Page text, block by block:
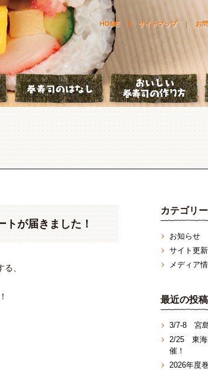
お
サイトマップ
HOME
巻寿司大使 巻寿司のはなし
トが届きました！
、
カテゴリー
お知らせ
サイト更
メディア
最近の投稿
3/7‐8 宮
2/25 東海
催！
2026年度